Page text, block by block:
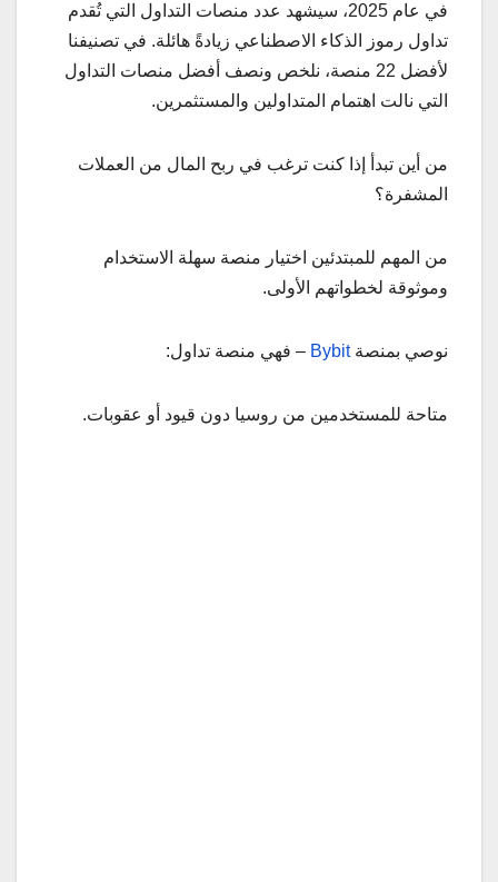
في عام 2025، سيشهد عدد منصات التداول التي تُقدم
تداول رموز الذكاء الاصطناعي زيادةً هائلة. في تصنيفنا
لأفضل 22 منصة، نلخص ونصف أفضل منصات التداول
التي نالت اهتمام المتداولين والمستثمرين.
من أين تبدأ إذا كنت ترغب في ربح المال من العملات
المشفرة؟
من المهم للمبتدئين اختيار منصة سهلة الاستخدام
وموثوقة لخطواتهم الأولى.
نوصي بمنصةBybit – فهي منصة تداول:
متاحة للمستخدمين من روسيا دون قيود أو عقوبات.